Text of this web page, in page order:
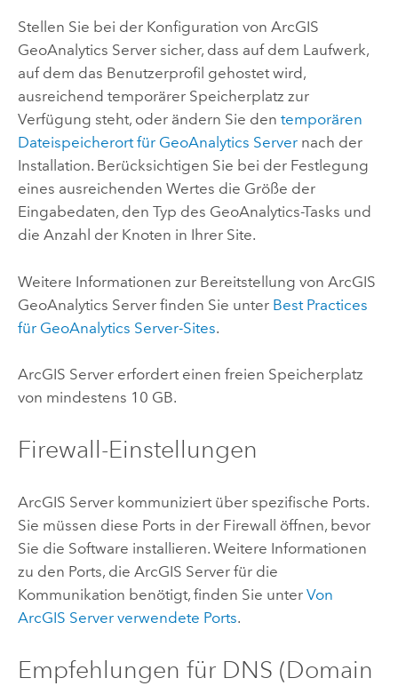
Stellen Sie bei der Konfiguration von ArcGIS
GeoAnalytics Serversicher, dass auf dem Laufwerk,
auf dem das Benutzerprofil gehostet wird,
ausreichend temporärer Speicherplatz zur
Verfügung steht, oder ändern Sie den temporären
Dateispeicherort für GeoAnalytics Servernach der
Installation. Berücksichtigen Sie bei der Festlegung
eines ausreichenden Wertes die Größe der
Eingabedaten, den Typ des GeoAnalytics-Tasks und
die Anzahl der Knoten in Ihrer Site.
Weitere Informationen zur Bereitstellung von ArcGIS
GeoAnalytics Serverfinden Sie unter Best Practices
für GeoAnalytics Server-Sites.
ArcGIS Servererfordert einen freien Speicherplatz
von mindestens 10 GB.
Firewall-Einstellungen
ArcGIS Serverkommuniziert über spezifische Ports.
Sie müssen diese Ports in der Firewall öffnen, bevor
Sie die Software installieren. Weitere Informationen
zu den Ports, die ArcGIS Serverfür die
Kommunikation benötigt, finden Sie unter Von
ArcGIS Serververwendete Ports.
Empfehlungen für DNS (Domain